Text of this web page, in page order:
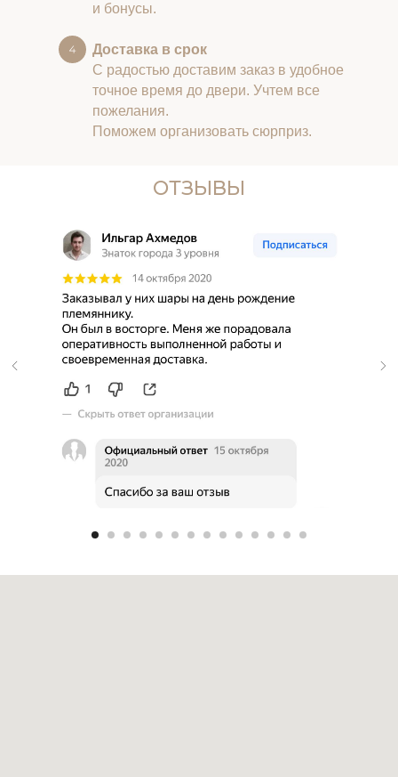
и бонусы.
Доставка в срок
С радостью доставим заказ в удобное
точное время до двери. Учтем все
пожелания.
Поможем организовать сюрприз.
ОТЗЫВЫ